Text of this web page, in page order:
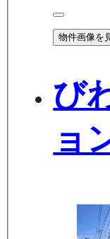
物件画像を
び
ョ